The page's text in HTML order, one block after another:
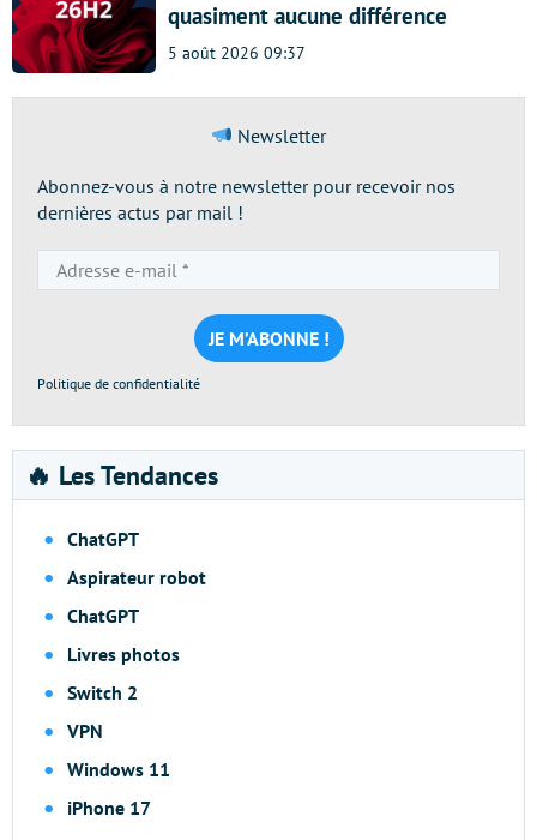
quasiment aucune différence
5 août 2026 09:37
Newsletter
Abonnez-vous à notre newsletter pour recevoir nos
dernières actus par mail !
e-
mail
*
Politique de confidentialité
🔥 Les Tendances
ChatGPT
Aspirateur robot
ChatGPT
Livres photos
Switch 2
VPN
Windows 11
iPhone 17